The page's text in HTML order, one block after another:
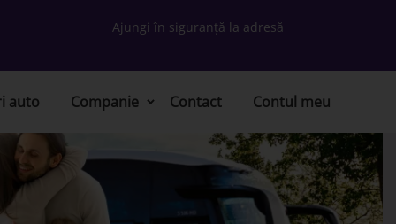
Ajungi în siguranță la adresă
auto Companie Contact Contul meu